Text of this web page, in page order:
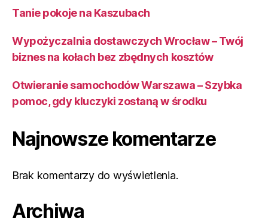
Tanie pokoje na Kaszubach
Wypożyczalnia dostawczych Wrocław – Twój
biznes na kołach bez zbędnych kosztów
Otwieranie samochodów Warszawa – Szybka
pomoc, gdy kluczyki zostaną w środku
Najnowsze komentarze
Brak komentarzy do wyświetlenia.
Archiwa